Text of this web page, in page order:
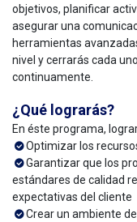
objetivos, planificar
asegurar una
herramientas
nivel y cerrarás cada
continuamente.
¿Qué lograrás?
En éste programa,
Optimizar los
Garantizar que los
estándares de calidad
expectativas del cliente
Crear un ambiente